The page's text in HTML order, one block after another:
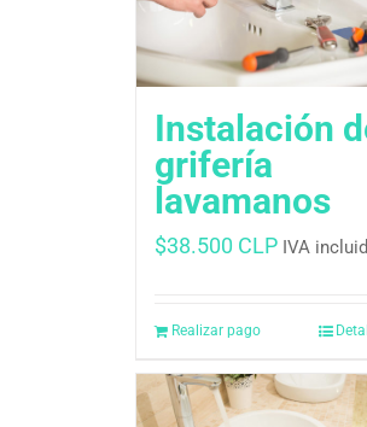
Instalación
grifería
lavamanos
$38.500 CLP IVA
Realizar pago